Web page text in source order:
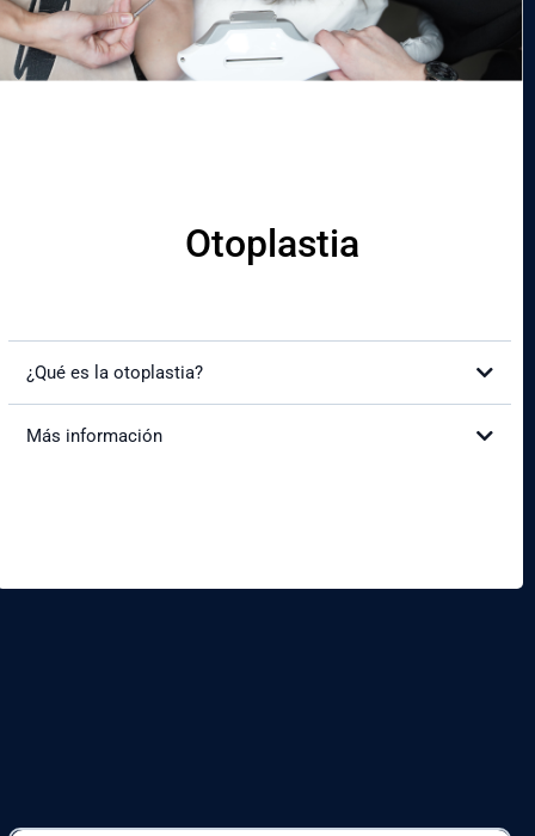
Beneficios:
Otoplastia
¿Qué es la otoplastia?
Más información
¿Es doloroso el procedimiento?